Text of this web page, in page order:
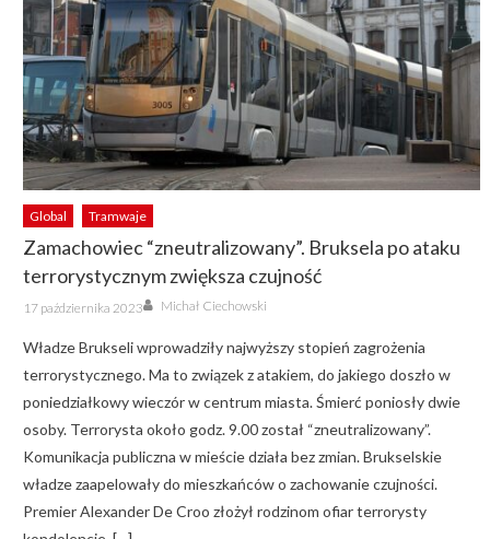
Global Tramwaje
Zamachowiec “zneutralizowany”. Bruksela po ataku
terrorystycznym zwiększa czujność
Posted
on
17 października 2023 Author
Michał Ciechowski
Władze Brukseli wprowadziły najwyższy stopień zagrożenia
terrorystycznego. Ma to związek z atakiem, do jakiego doszło w
poniedziałkowy wieczór w centrum miasta. Śmierć poniosły dwie
osoby. Terrorysta około godz. 9.00 został “zneutralizowany”.
Komunikacja publiczna w mieście działa bez zmian. Brukselskie
władze zaapelowały do mieszkańców o zachowanie czujności.
Premier Alexander De Croo złożył rodzinom ofiar terrorysty